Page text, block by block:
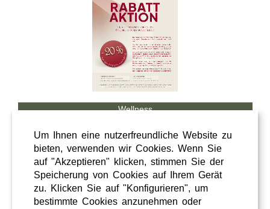
Wellness
Steiermark
28 / 02 / 2026
Hörcafe
Um Ihnen eine nutzerfreundliche Website zu
bieten, verwenden wir Cookies. Wenn Sie
auf "Akzeptieren" klicken, stimmen Sie der
Speicherung von Cookies auf Ihrem Gerät
zu. Klicken Sie auf "Konfigurieren", um
bestimmte Cookies anzunehmen oder